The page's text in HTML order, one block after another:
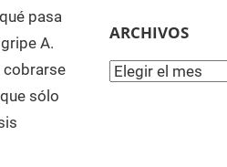
pasa
A.
cobrarse
sólo
ARCHIVOS
Archivos